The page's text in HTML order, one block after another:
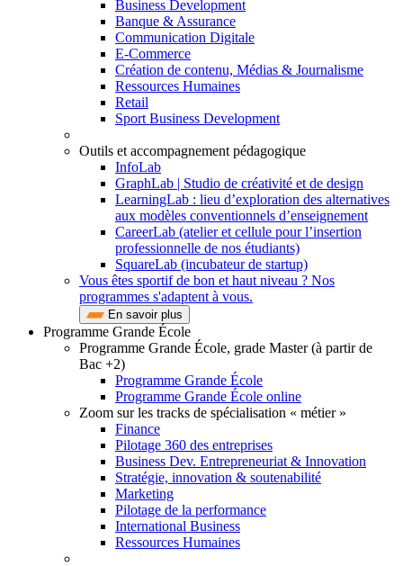
Business Development
Banque & Assurance
Communication Digitale
E-Commerce
Création de contenu, Médias & Journalisme
Ressources Humaines
Retail
Sport Business Development
Outils et accompagnement pédagogique
InfoLab
GraphLab | Studio de créativité et de design
LearningLab : lieu d’exploration des alternatives
aux modèles conventionnels d’enseignement
CareerLab (atelier et cellule pour l’insertion
professionnelle de nos étudiants)
SquareLab (incubateur de startup)
Vous êtes sportif de bon et haut niveau ? Nos
programmes s'adaptent à vous.
En savoir plus
Programme Grande École
Programme Grande École, grade Master (à partir de
Bac +2)
Programme Grande École
Programme Grande École online
Zoom sur les tracks de spécialisation « métier »
Finance
Pilotage 360 des entreprises
Business Dev. Entrepreneuriat & Innovation
Stratégie, innovation & soutenabilité
Marketing
Pilotage de la performance
International Business
Ressources Humaines